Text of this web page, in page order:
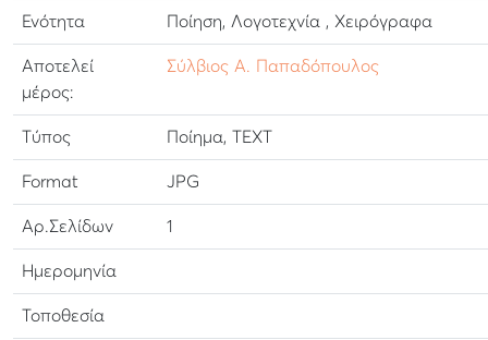
Ενότητα Ποίηση, Λογοτεχνία , Χειρόγραφα
Αποτελεί
μέρος:
Σύλβιος Α. Παπαδόπουλος
Τύπος Ποίημα, TEXT
Format JPG
Αρ.Σελίδων 1
Ημερομηνία
Τοποθεσία